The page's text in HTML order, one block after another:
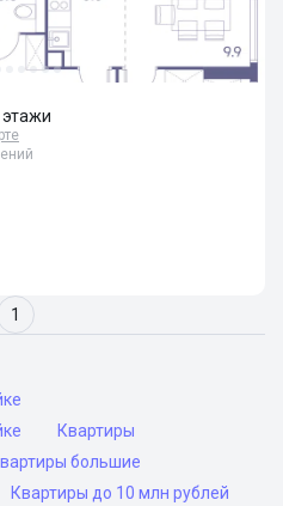
этажи
1
Квартиры
большие
Квартиры до 10 млн рублей